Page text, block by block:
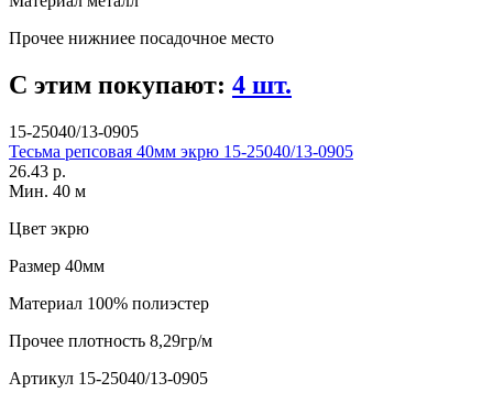
Прочее нижниее посадочное место
С этим покупают: 4 шт.
15-25040/13-0905
Тесьма репсовая 40мм экрю 15-25040/13-0905
26.43 р.
Мин. 40 м
Цвет экрю
Размер 40мм
Материал 100% полиэстер
Прочее плотность 8,29гр/м
Артикул 15-25040/13-0905